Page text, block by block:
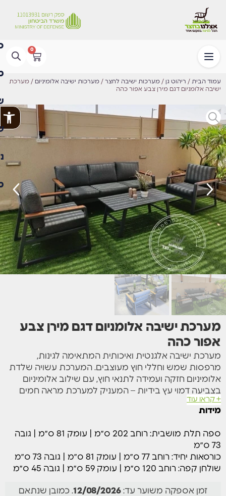
0
עמוד הבית / ריהוט גן / מערכות ישיבה לחצר / מערכות ישיבה אלומיניום / מערכת
ישיבה אלומניום דגם מירן צבע אפור כהה
מערכת ישיבה אלומניום דגם מירן צבע
אפור כהה
מערכת ישיבה אלגנטית ואיכותית המתאימה לגינות,
מרפסות שמש וחללי חוץ מעוצבים. המערכת עשויה שלדת
אלומיניום חזקה ועמידה לתנאי חוץ, עם שילוב אלומיניום
בצביעה דמוי עץ בידיות – המעניק למערכת מראה חמים
וטבעי לצד עיצוב מודרני ונקי.
בד פוליאסטר איכותי ונעים למגע, המתאים לשימוש חוץ
ומספק נוחות ישיבה גבוהה לאורך זמן.
שולחן הקפה עשוי
ללא פלטת זכוכית, מה
שמעניק עמידות גבוהה, תחזוקה קלה ובטיחות בשימוש
יומיומי בגינה או במרפסת.
+ קראו עוד
מידות
ספה תלת מושבית: רוחב 202 ס״מ | עומק 81 ס״מ | גובה
73 ס״מ
כורסאות יחיד: רוחב 77 ס״מ | עומק 81 ס״מ | גובה 73 ס״מ
שולחן קפה: רוחב 120 ס״מ | עומק 59 ס״מ | גובה 45 ס״מ
זמן אספקה משוער עד: 12/08/2026. כמובן שנתאם